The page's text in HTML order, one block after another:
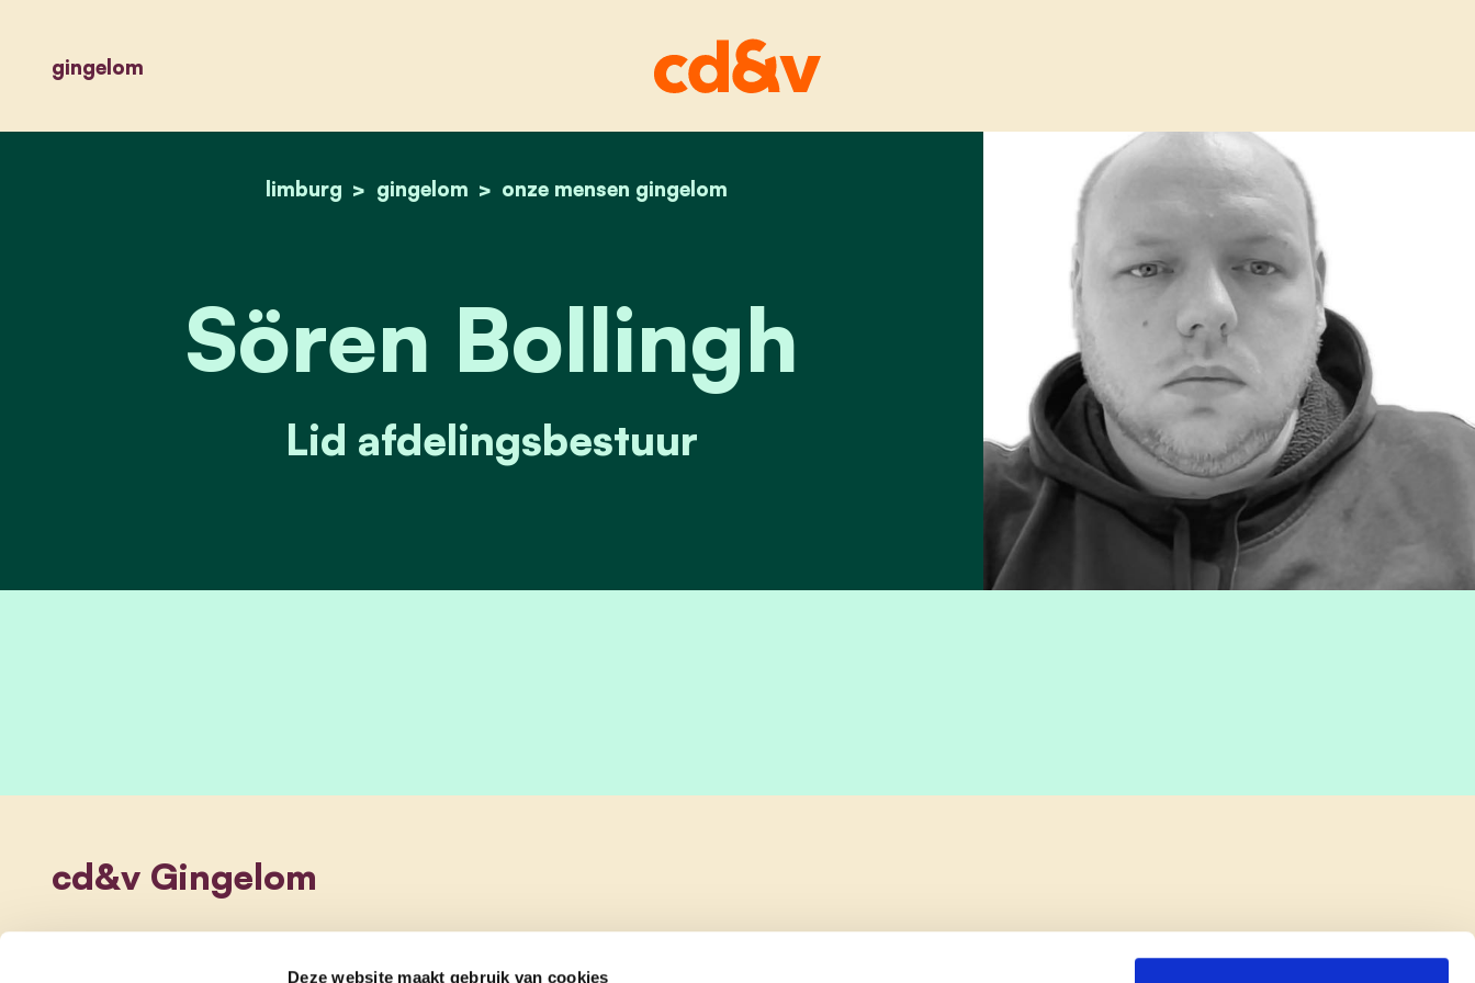
Deze website maakt gebruik van cookies
gingelom
home
limburg gingelom onze mensen gingelom
sören bollingh
Sören Bollingh
Lid afdelingsbestuur
cd&v Gingelom